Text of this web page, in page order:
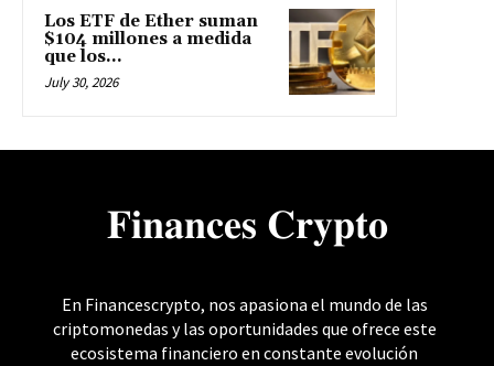
Los ETF de Ether suman
$104 millones a medida
que los...
July 30, 2026
𝐅𝐢𝐧𝐚𝐧𝐜𝐞𝐬 𝐂𝐫𝐲𝐩𝐭𝐨
En Financescrypto, nos apasiona el mundo de las
criptomonedas y las oportunidades que ofrece este
ecosistema financiero en constante evolución